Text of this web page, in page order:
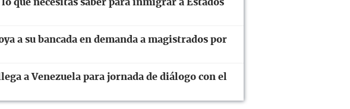
que necesitas saber para inmigrar a Estados
a su bancada en demanda a magistrados por
a Venezuela para jornada de diálogo con el